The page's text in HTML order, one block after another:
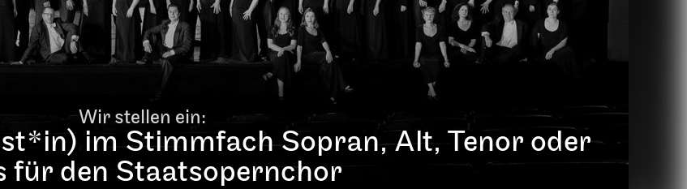
Wir stellen ein:
im Stimmfach Sopran, Alt, Tenor oder
für den Staatsopernchor